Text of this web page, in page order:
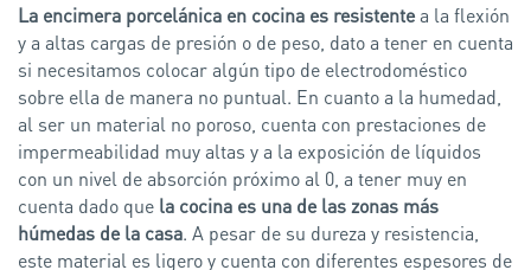
La encimera porcelánica en cocina es resistentea la flexión
y a altas cargas de presión o de peso, dato a tener en cuenta
si necesitamos colocar algún tipo de electrodoméstico
sobre ella de manera no puntual. En cuanto a la humedad,
al ser un material no poroso, cuenta con prestaciones de
impermeabilidad muy altas y a la exposición de líquidos
con un nivel de absorción próximo al 0, a tener muy en
cuenta dado que la cocina es una de las zonas más
húmedas de la casa. A pesar de su dureza y resistencia,
este material es ligero y cuenta con diferentes espesores de